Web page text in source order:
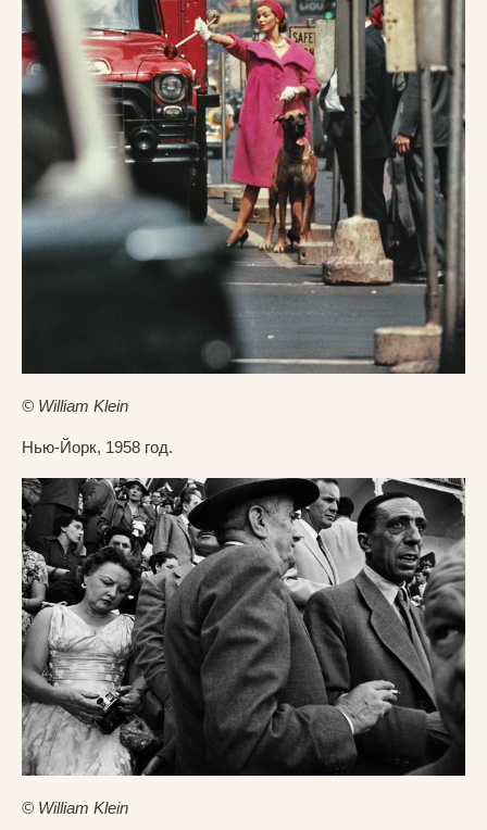
© William Klein
Нью-Йорк, 1958 год.
© William Klein